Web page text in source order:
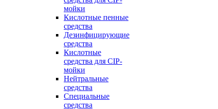
мойки
Кислотные пенные
средства
Дезинфицирующие
средства
Кислотные
средства для CIP-
мойки
Нейтральные
средства
Специальные
средства